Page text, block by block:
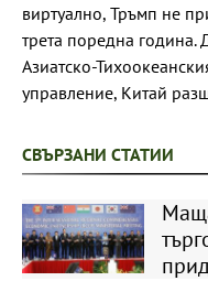
виртуално, Тръмп не
трета поредна
Азиатско-
управление, Китай
СВЪРЗАНИ СТАТИИ